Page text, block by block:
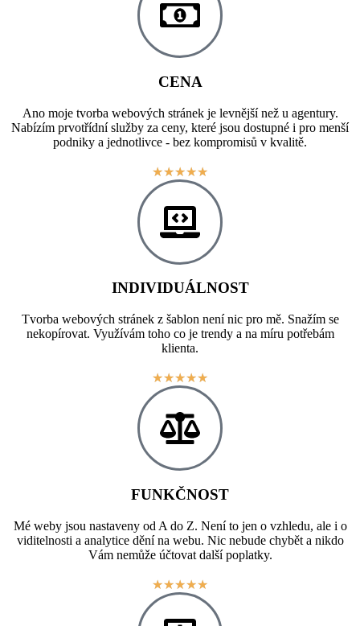
CENA
Ano moje tvorba webových stránek je levnější než u agentury.
Nabízím prvotřídní služby za ceny, které jsou dostupné i pro menší
podniky a jednotlivce - bez kompromisů v kvalitě.
★★★★★
INDIVIDUÁLNOST
Tvorba webových stránek z šablon není nic pro mě. Snažím se
nekopírovat. Využívám toho co je trendy a na míru potřebám
klienta.
★★★★★
FUNKČNOST
Mé weby jsou nastaveny od A do Z. Není to jen o vzhledu, ale i o
viditelnosti a analytice dění na webu. Nic nebude chybět a nikdo
Vám nemůže účtovat další poplatky.
★★★★★